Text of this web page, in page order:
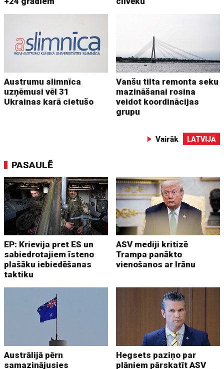
Austrumu slimnīca
uzņēmusi vēl 31
Ukrainas karā cietušo
Vanšu tilta remonta seku
mazināšanai rosina
veidot koordinācijas
grupu
Vairāk LATVIJĀ
PASAULĒ
EP: Krievija pret ES un
sabiedrotajiem īsteno
plašāku iebiedēšanas
taktiku
ASV mediji kritizē
Trampa panākto
vienošanos ar Irānu
Austrālijā pērn
samazinājusies
Hegsets paziņo par
plāniem pārskatīt ASV